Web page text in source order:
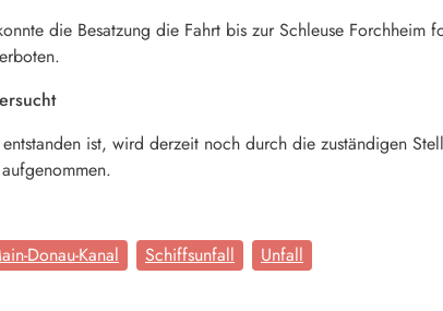
die Besatzung die Fahrt bis zur Schleuse Forchheim
ist, wird derzeit noch durch die zuständigen
Donau-Kanal Schiffsunfall Unfall